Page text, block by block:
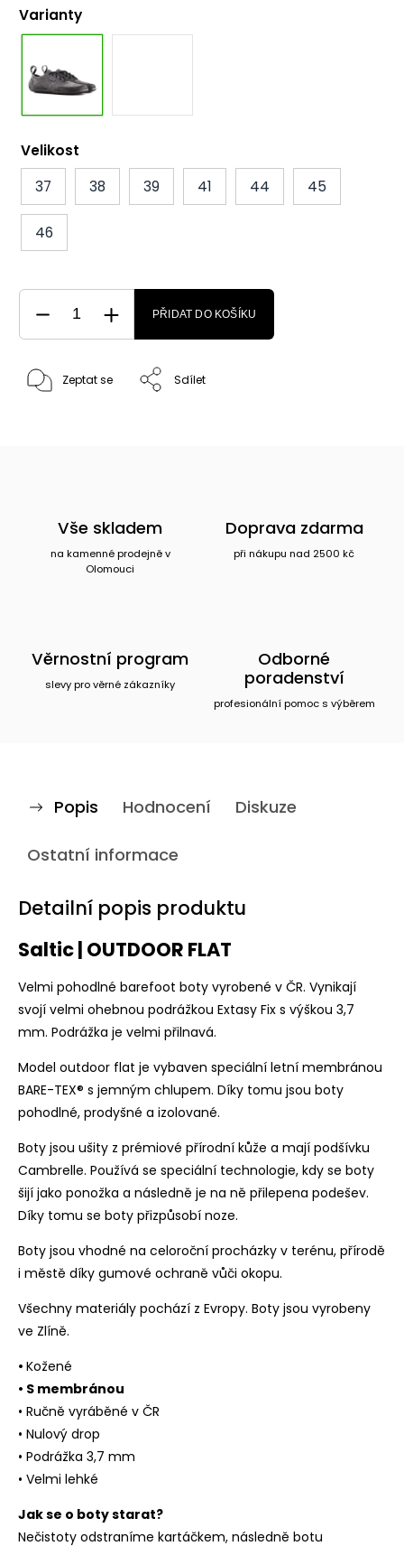
Varianty
Velikost
37
38 39 41 44 45
46
PŘIDAT DO KOŠÍKU
Zeptat se Sdílet
Vše skladem
na kamenné prodejně v
Olomouci
Doprava zdarma
při nákupu nad 2500 kč
Věrnostní program
slevy pro věrné zákazníky
Odborné
poradenství
profesionální pomoc s výběrem
Popis Hodnocení Diskuze
Ostatní informace
Detailní popis produktu
Saltic | OUTDOOR FLAT
Velmi pohodlné barefoot boty vyrobené v ČR. Vynikají
svojí velmi ohebnou podrážkou Extasy Fix s výškou 3,7
mm. Podrážka je velmi přilnavá.
Model outdoor flat je vybaven speciální letní membránou
BARE-TEX® s jemným chlupem. Díky tomu jsou boty
pohodlné, prodyšné a izolované.
Boty jsou ušity z prémiové přírodní kůže a mají podšívku
Cambrelle. Používá se speciální technologie, kdy se boty
šijí jako ponožka a následně je na ně přilepena podešev.
Díky tomu se boty přizpůsobí noze.
Boty jsou vhodné na celoroční procházky v terénu, přírodě
i městě díky gumové ochraně vůči okopu.
Všechny materiály pochází z Evropy. Boty jsou vyrobeny
ve Zlíně.
• Kožené
• S membránou
• Ručně vyráběné v ČR
• Nulový drop
• Podrážka 3,7 mm
• Velmi lehké
Jak se o boty starat?
Nečistoty odstraníme kartáčkem, následně botu